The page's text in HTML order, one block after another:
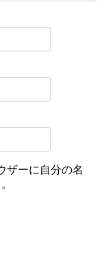
ザーに自分の名